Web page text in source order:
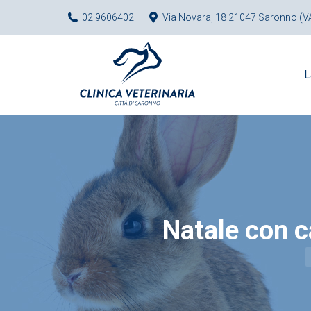
02 9606402 Via Novara, 18 21047 Saronno
Natale con